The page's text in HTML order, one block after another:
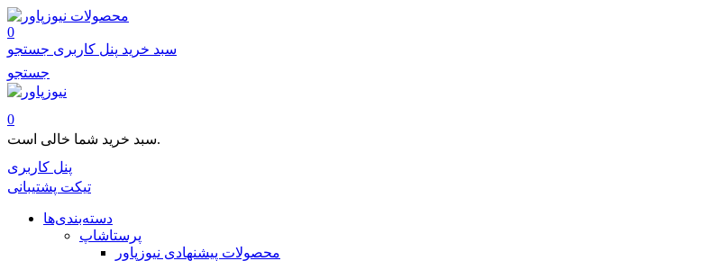
محصولات
0
سبد خرید پنل کاربری جستجو
جستجو
0
سبد خرید شما خالی است.
پنل کاربری
تیکت پشتیبانی
دسته‌بندی‌ها
پرستاشاپ
محصولات پیشنهادی نیوزپاور